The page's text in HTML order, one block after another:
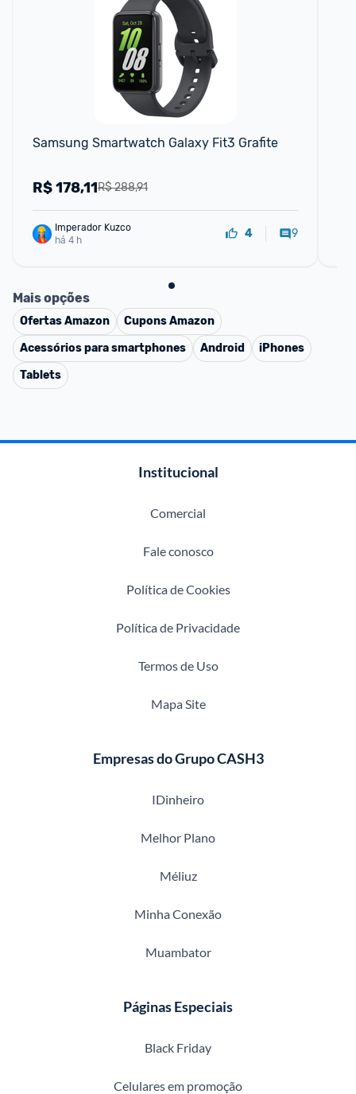
Samsung Smartwatch Galaxy Fit3 Grafite
R$ 288,91
R$178,11
Imperador Kuzco
há 4 h
4 9
Mais opções
OfertasAmazon CuponsAmazon
Acessórios para smartphones
Android
iPhones
Tablets
Institucional
Comercial
Fale conosco
Política de Cookies
Política de Privacidade
Termos de Uso
Mapa Site
Empresas do Grupo CASH3
IDinheiro
Melhor Plano
Méliuz
Minha Conexão
Muambator
Páginas Especiais
Black Friday
Celulares em promoção